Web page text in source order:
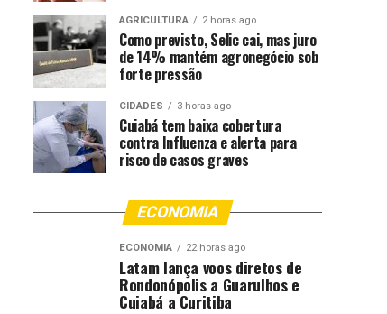
AGRICULTURA 2 horas ago
Como previsto, Selic cai, mas juro
de 14% mantém agronegócio sob
forte pressão
CIDADES 3 horas ago
Cuiabá tem baixa cobertura
contra Influenza e alerta para
risco de casos graves
ECONOMIA
ECONOMIA 22 horas ago
Latam lança voos diretos de
Rondonópolis a Guarulhos e
Cuiabá a Curitiba